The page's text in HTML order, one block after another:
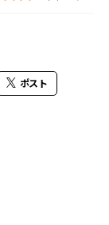
ポスト